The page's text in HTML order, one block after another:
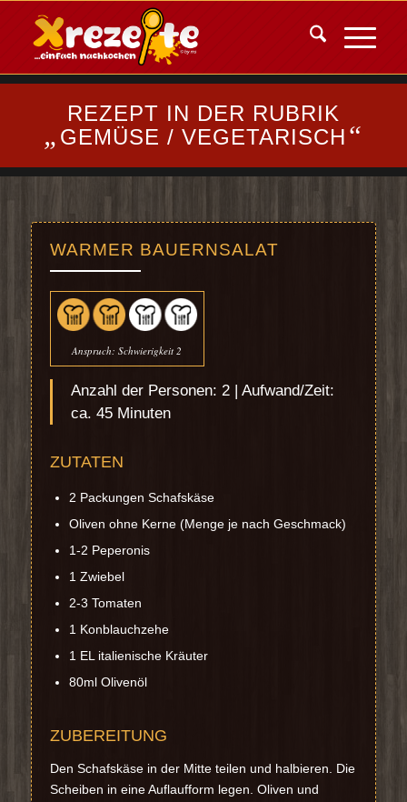
REZEPT IN DER RUBRIK
„ GEMÜSE / VEGETARISCH “
WARMER BAUERNSALAT
Anspruch: Schwierigkeit 2
Anzahl der Personen: 2 | Aufwand/Zeit:
ca. 45 Minuten
ZUTATEN
2 Packungen Schafskäse
Oliven ohne Kerne (Menge je nach Geschmack)
1-2 Peperonis
1 Zwiebel
2-3 Tomaten
1 Konblauchzehe
1 EL italienische Kräuter
80ml Olivenöl
ZUBEREITUNG
Den Schafskäse in der Mitte teilen und halbieren. Die
Scheiben in eine Auflaufform legen. Oliven und